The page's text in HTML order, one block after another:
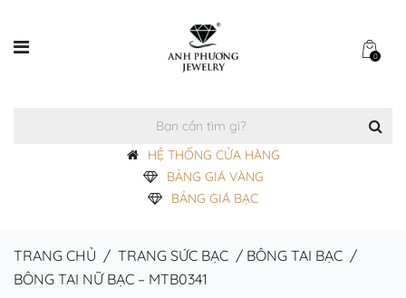
0
HỆ THỐNG CỬA HÀNG
BẢNG GIÁ VÀNG
BẢNG GIÁ BẠC
TRANG CHỦ / TRANG SỨC BẠC / BÔNG TAI BẠC /
BÔNG TAI NỮ BẠC – MTB0341